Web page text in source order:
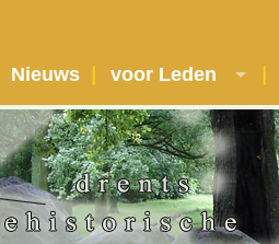
Nieuws voor Leden